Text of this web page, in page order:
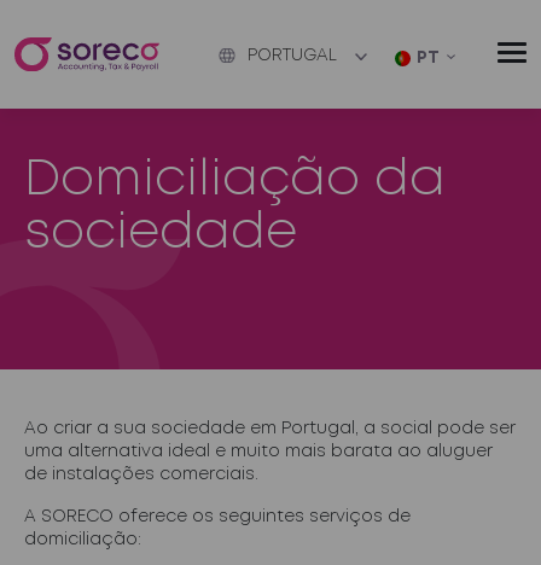
PORTUGAL PT
Domiciliação da
sociedade
Ao criar a sua sociedade em Portugal, a social
pode ser
uma alternativa ideal e muito mais barata ao aluguer
de instalações comerciais.
A SORECO oferece os seguintes serviços de
domiciliação: